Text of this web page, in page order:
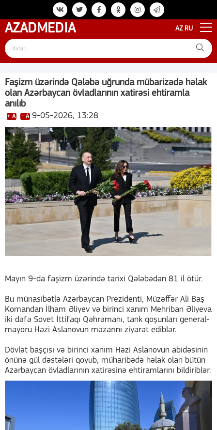
AZADMEDIA AZ RU
Faşizm üzərində Qələbə uğrunda mübarizədə həlak
olan Azərbaycan övladlarının xatirəsi ehtiramla
anılıb
+ A - A 9-05-2026, 13:28
Mayın 9-da faşizm üzərində tarixi Qələbədən 81 il ötür.
Bu münasibətlə Azərbaycan Prezidenti, Müzəffər Ali Baş
Komandan İlham Əliyev və birinci xanım Mehriban Əliyeva
iki dəfə Sovet İttifaqı Qəhrəmanı, tank qoşunları general-
mayoru Həzi Aslanovun məzarını ziyarət ediblər.
Dövlət başçısı və birinci xanım Həzi Aslanovun abidəsinin
önünə gül dəstələri qoyub, müharibədə həlak olan bütün
Azərbaycan övladlarının xatirəsinə ehtiramlarını bildiriblər.